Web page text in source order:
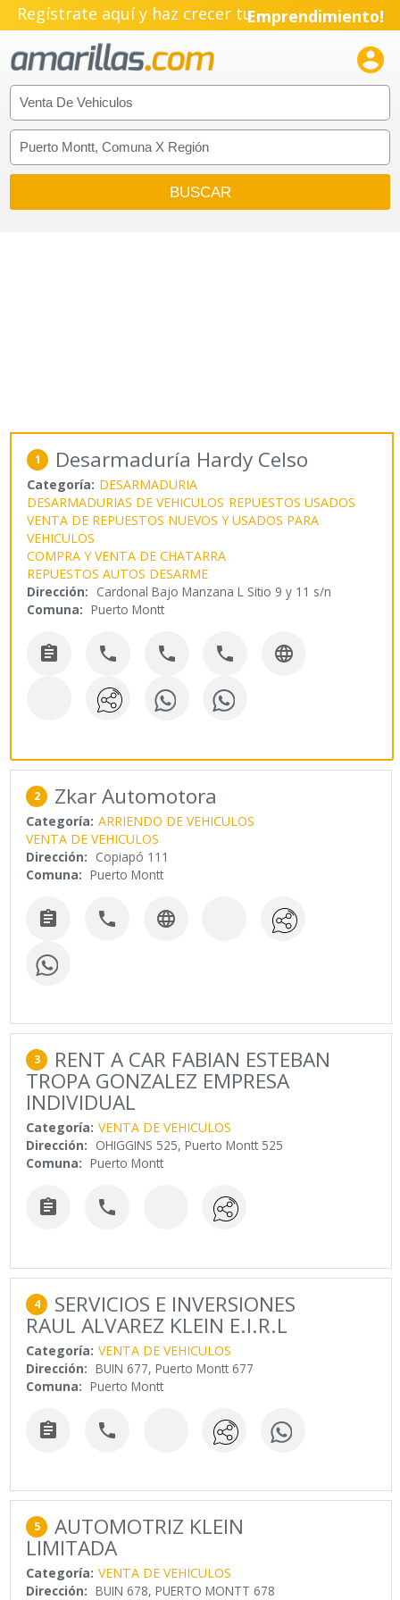
Regístrate aquí y haz crecer tuEmprendimiento!

1 Desarmaduría Hardy Celso
Categoría: DESARMADURIA
DESARMADURIAS DE VEHICULOS REPUESTOS USADOS
VENTA DE REPUESTOS NUEVOS Y USADOS PARA
VEHICULOS
COMPRA Y VENTA DE CHATARRA
REPUESTOS AUTOS DESARME
Dirección: Cardonal Bajo Manzana L Sitio 9 y 11 s/n
Comuna: Puerto Montt
    
2 Zkar Automotora
Categoría: ARRIENDO DE VEHICULOS
VENTA DE VEHICULOS
Dirección: Copiapó 111
Comuna: Puerto Montt
  
3 RENT A CAR FABIAN ESTEBAN
TROPA GONZALEZ EMPRESA
INDIVIDUAL
Categoría: VENTA DE VEHICULOS
Dirección: OHIGGINS 525, Puerto Montt 525
Comuna: Puerto Montt
 
4 SERVICIOS E INVERSIONES
RAUL ALVAREZ KLEIN E.I.R.L
Categoría: VENTA DE VEHICULOS
Dirección: BUIN 677, Puerto Montt 677
Comuna: Puerto Montt
 
5 AUTOMOTRIZ KLEIN
LIMITADA
Categoría: VENTA DE VEHICULOS
Dirección: BUIN 678, PUERTO MONTT 678